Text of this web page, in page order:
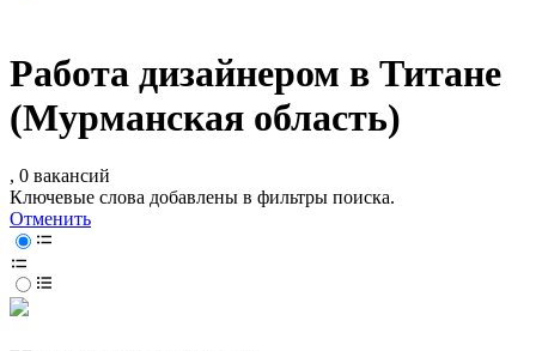
Работа дизайнером в Титане
(Мурманская область)
, 0 вакансий
Ключевые слова добавлены в фильтры поиска.
Отменить